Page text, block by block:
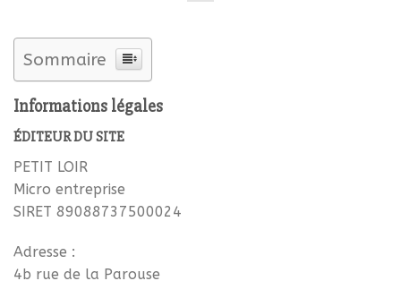
Sommaire
Informations légales
ÉDITEUR DU SITE
PETIT LOIR
Micro entreprise
SIRET 89088737500024
Adresse :
4b rue de la Parouse